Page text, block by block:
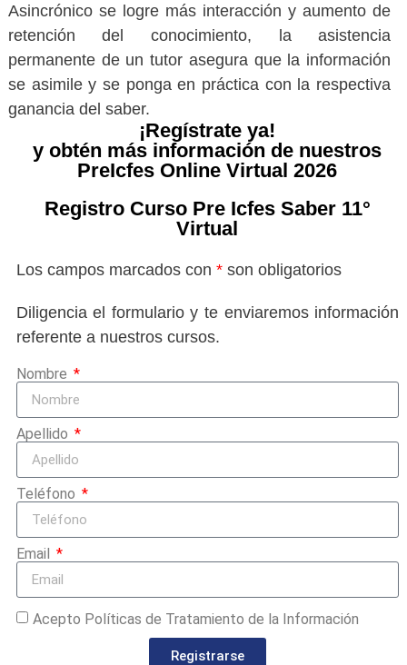
Asincrónico se logre más interacción y aumento de
retención del conocimiento, la asistencia
permanente de un tutor asegura que la información
se asimile y se ponga en práctica con la respectiva
ganancia del saber.
¡Regístrate ya!
y obtén más información de nuestros
PreIcfes Online Virtual 2026
Registro Curso Pre Icfes Saber 11°
Virtual
Los campos marcados con *son obligatorios
Diligencia el formulario y te enviaremos información
referente a nuestros cursos.
Nombre
Apellido
Teléfono
Email
Acepto Políticas de Tratamiento de la Información
Registrarse